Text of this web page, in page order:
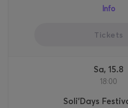
Info
Tickets
Sa, 15.8
18:00
Soli'Days